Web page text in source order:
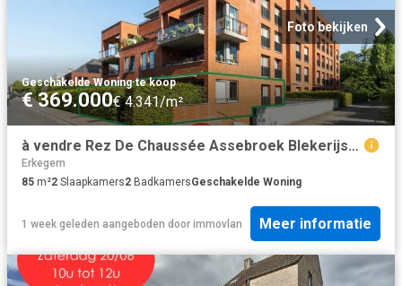
Foto bekijken
Geschakelde Woning·te koop
€ 369.000€ 4.341/m²
à vendre Rez De Chaussée Assebroek Blekerijstraat
Erkegem
85 m²2 Slaapkamers2 BadkamersGeschakelde Woning
1 week geleden aangeboden door immovlan Meer informatie